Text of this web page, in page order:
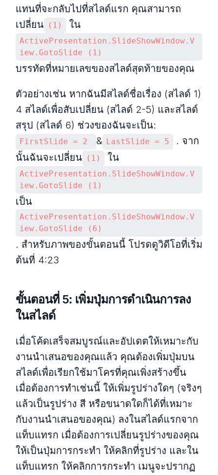
แทนที่จะกลับไปที่สไลด์แรก คุณสามารถ
เปลี่ยน (1) ใน
ActivePresentation.SlideShowWindow.V
iew.GotoSlide (1)
บรรทัดที่หมายเลขของสไลด์สุดท้ายของคุณ
ตัวอย่างเช่น หากฉันมีสไลด์ชื่อเรื่อง (สไลด์ 1)
4 สไลด์เพื่อสับเปลี่ยน (สไลด์ 2-5) และสไลด์
สรุป (สไลด์ 6) ช่วงของฉันจะเป็น:
FirstSlide = 2 & LastSlide = 5
. จาก
นั้นฉันจะเปลี่ยน (1) ใน
ActivePresentation.SlideShowWindow.V
iew.GotoSlide (1)
เป็น
ActivePresentation.SlideShowWindow.V
iew.GotoSlide (6)
. สำหรับภาพของขั้นตอนนี้ โปรดดูวิดีโอที่เริ่ม
ต้นที่ 4:23
ขั้นตอนที่ 5: เพิ่มปุ่มการดำเนินการลง
ในสไลด์
เมื่อโค้ดเสร็จสมบูรณ์และอัปเดตให้เหมาะกับ
งานนำเสนอของคุณแล้ว คุณต้องเพิ่มปุ่มบน
สไลด์เพื่อเรียกใช้มาโครที่คุณเพิ่งสร้างขึ้น
เมื่อต้องการทำเช่นนี้ ให้เพิ่มรูปร่างใดๆ (จริงๆ
แล้วเป็นรูปร่าง สี หรือขนาดใดก็ได้ที่เหมาะ
กับงานนำเสนอของคุณ) ลงในสไลด์แรกจาก
แท็บแทรก เมื่อต้องการเปลี่ยนรูปร่างของคุณ
ให้เป็นปุ่มการกระทำ ให้คลิกที่รูปร่าง และใน
แท็บแทรก ให้คลิกการกระทำ เมนูจะปรากฏ